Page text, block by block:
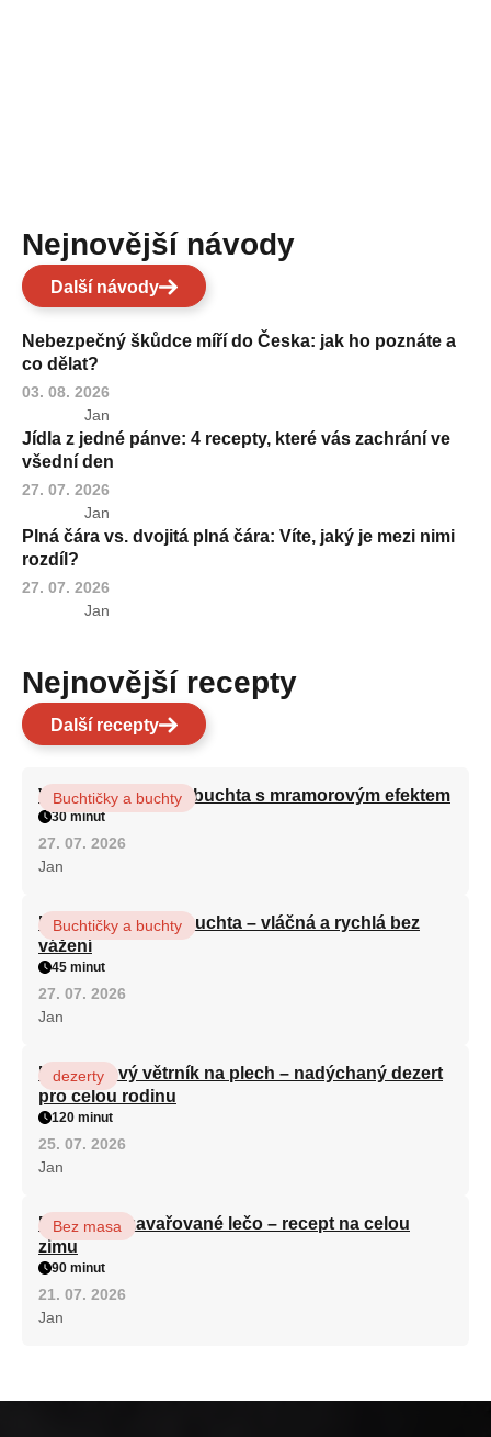
Nejnovější návody
Další návody
Nebezpečný škůdce míří do Česka: jak ho poznáte a
co dělat?
03. 08. 2026
Jan
Jídla z jedné pánve: 4 recepty, které vás zachrání ve
všední den
27. 07. 2026
Jan
Plná čára vs. dvojitá plná čára: Víte, jaký je mezi nimi
rozdíl?
27. 07. 2026
Jan
Nejnovější recepty
Další recepty
Vláčná olejová litá buchta s mramorovým efektem
Buchtičky a buchty
30 minut
27. 07. 2026
Jan
Hrnková maková buchta – vláčná a rychlá bez
vážení
Buchtičky a buchty
45 minut
27. 07. 2026
Jan
Karamelový větrník na plech – nadýchaný dezert
pro celou rodinu
dezerty
120 minut
25. 07. 2026
Jan
Babiččino zavařované lečo – recept na celou
zimu
Bez masa
90 minut
21. 07. 2026
Jan